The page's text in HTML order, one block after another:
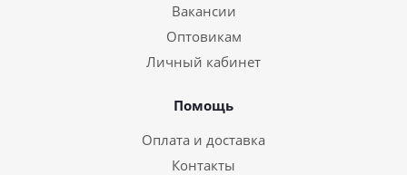
Вакансии
Оптовикам
Личный кабинет
Помощь
Оплата и доставка
Контакты